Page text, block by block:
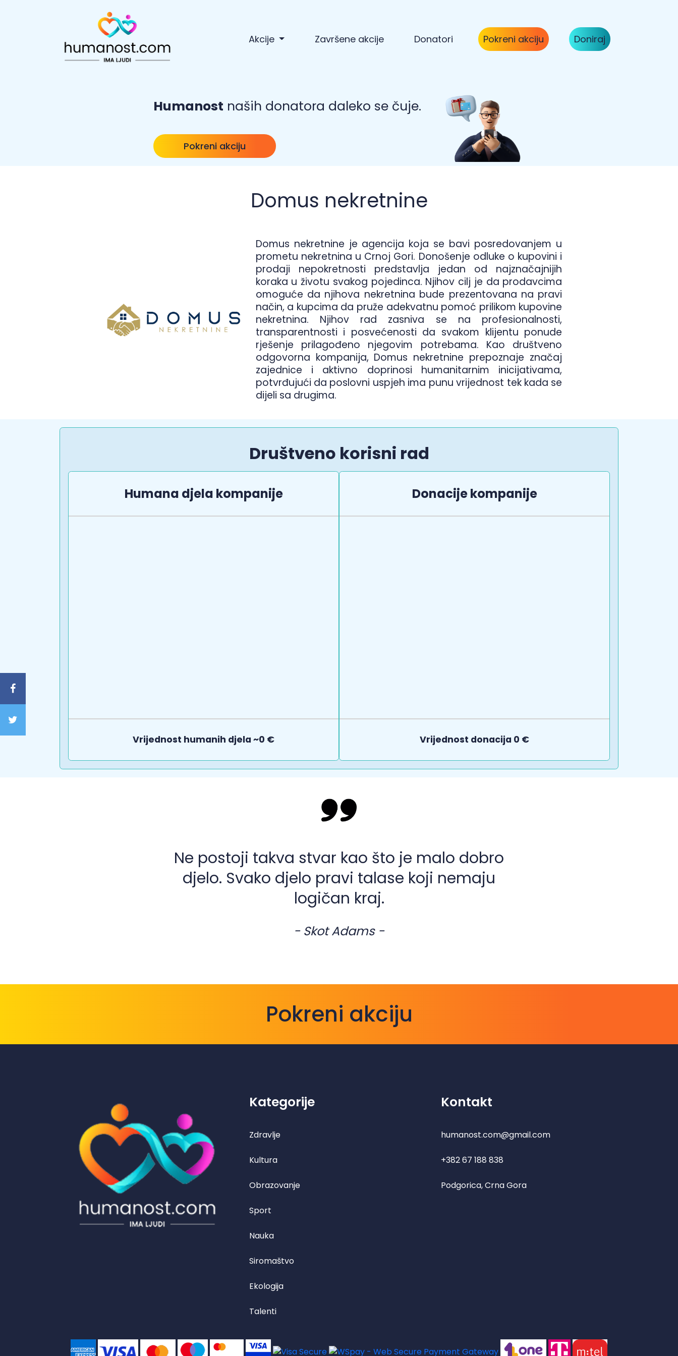
Akcije Završene akcije Donatori Pokreni akciju Doniraj
Humanost naših donatora daleko se čuje.
Pokreni akciju
Domus nekretnine
Domus nekretnine je agencija koja se bavi posredovanjem u
prometu nekretnina u Crnoj Gori. Donošenje odluke o kupovini i
prodaji nepokretnosti predstavlja jedan od najznačajnijih
koraka u životu svakog pojedinca. Njihov cilj je da prodavcima
omoguće da njihova nekretnina bude prezentovana na pravi
način, a kupcima da pruže adekvatnu pomoć prilikom kupovine
nekretnina. Njihov rad zasniva se na profesionalnosti,
transparentnosti i posvećenosti da svakom klijentu ponude
rješenje prilagođeno njegovim potrebama. Kao društveno
odgovorna kompanija, Domus nekretnine prepoznaje značaj
zajednice i aktivno doprinosi humanitarnim inicijativama,
potvrđujući da poslovni uspjeh ima punu vrijednost tek kada se
dijeli sa drugima.
Društveno korisni rad
Humana djela kompanije
Vrijednost humanih djela ~0 €
Donacije kompanije
Vrijednost donacija 0 €
Ne postoji takva stvar kao što je malo dobro
djelo. Svako djelo pravi talase koji nemaju
logičan kraj.
- Skot Adams -
Pokreni akciju
Kategorije
Zdravlje
Kultura
Obrazovanje
Sport
Nauka
Siromaštvo
Ekologija
Talenti
Kontakt
humanost.com@gmail.com
+382 67 188 838
Podgorica, Crna Gora